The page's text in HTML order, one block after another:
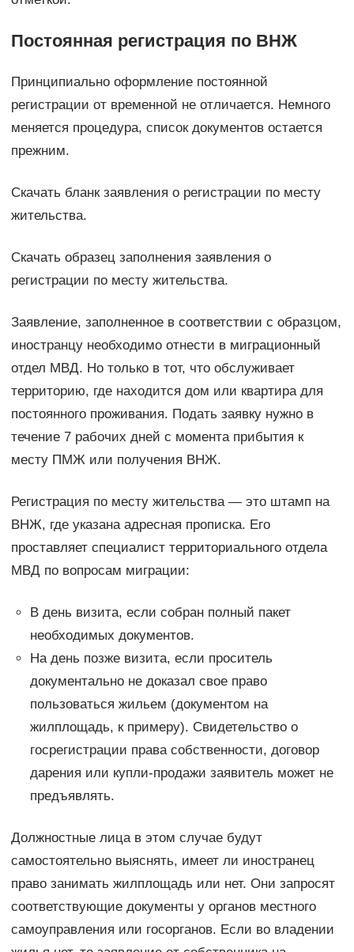
Постоянная регистрация по ВНЖ
Принципиально оформление постоянной
регистрации от временной не отличается. Немного
меняется процедура, список документов остается
прежним.
Скачать бланк заявления о регистрации по месту
жительства.
Скачать образец заполнения заявления о
регистрации по месту жительства.
Заявление, заполненное в соответствии с образцом,
иностранцу необходимо отнести в миграционный
отдел МВД. Но только в тот, что обслуживает
территорию, где находится дом или квартира для
постоянного проживания. Подать заявку нужно в
течение 7 рабочих дней с момента прибытия к
месту ПМЖ или получения ВНЖ.
Регистрация по месту жительства — это штамп на
ВНЖ, где указана адресная прописка. Его
проставляет специалист территориального отдела
МВД по вопросам миграции:
В день визита, если собран полный пакет
необходимых документов.
На день позже визита, если проситель
документально не доказал свое право
пользоваться жильем (документом на
жилплощадь, к примеру). Свидетельство о
госрегистрации права собственности, договор
дарения или купли-продажи заявитель может не
предъявлять.
Должностные лица в этом случае будут
самостоятельно выяснять, имеет ли иностранец
право занимать жилплощадь или нет. Они запросят
соответствующие документы у органов местного
самоуправления или госорганов. Если во владении